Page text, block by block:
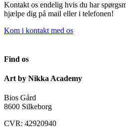
Kontakt os endelig hvis du har
hjælpe dig på mail eller i telefonen!
Kom i kontakt med os
Find os
Art by Nikka Academy
Bios Gård
8600 Silkeborg
CVR: 42920940